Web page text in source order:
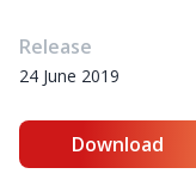
Release
24 June 2019
Download